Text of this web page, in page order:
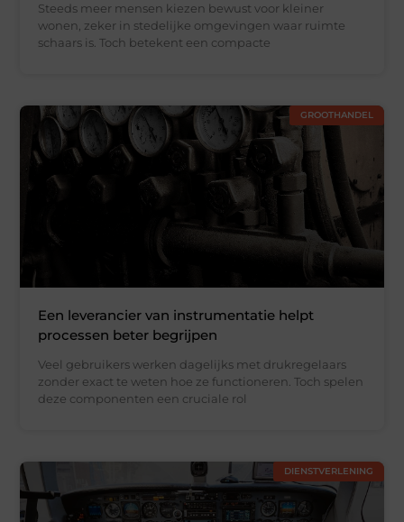
Steeds meer mensen kiezen bewust voor kleiner
wonen, zeker in stedelijke omgevingen waar ruimte
schaars is. Toch betekent een compacte
GROOTHANDEL
Een leverancier van instrumentatie helpt
processen beter begrijpen
Veel gebruikers werken dagelijks met drukregelaars
zonder exact te weten hoe ze functioneren. Toch spelen
deze componenten een cruciale rol
DIENSTVERLENING